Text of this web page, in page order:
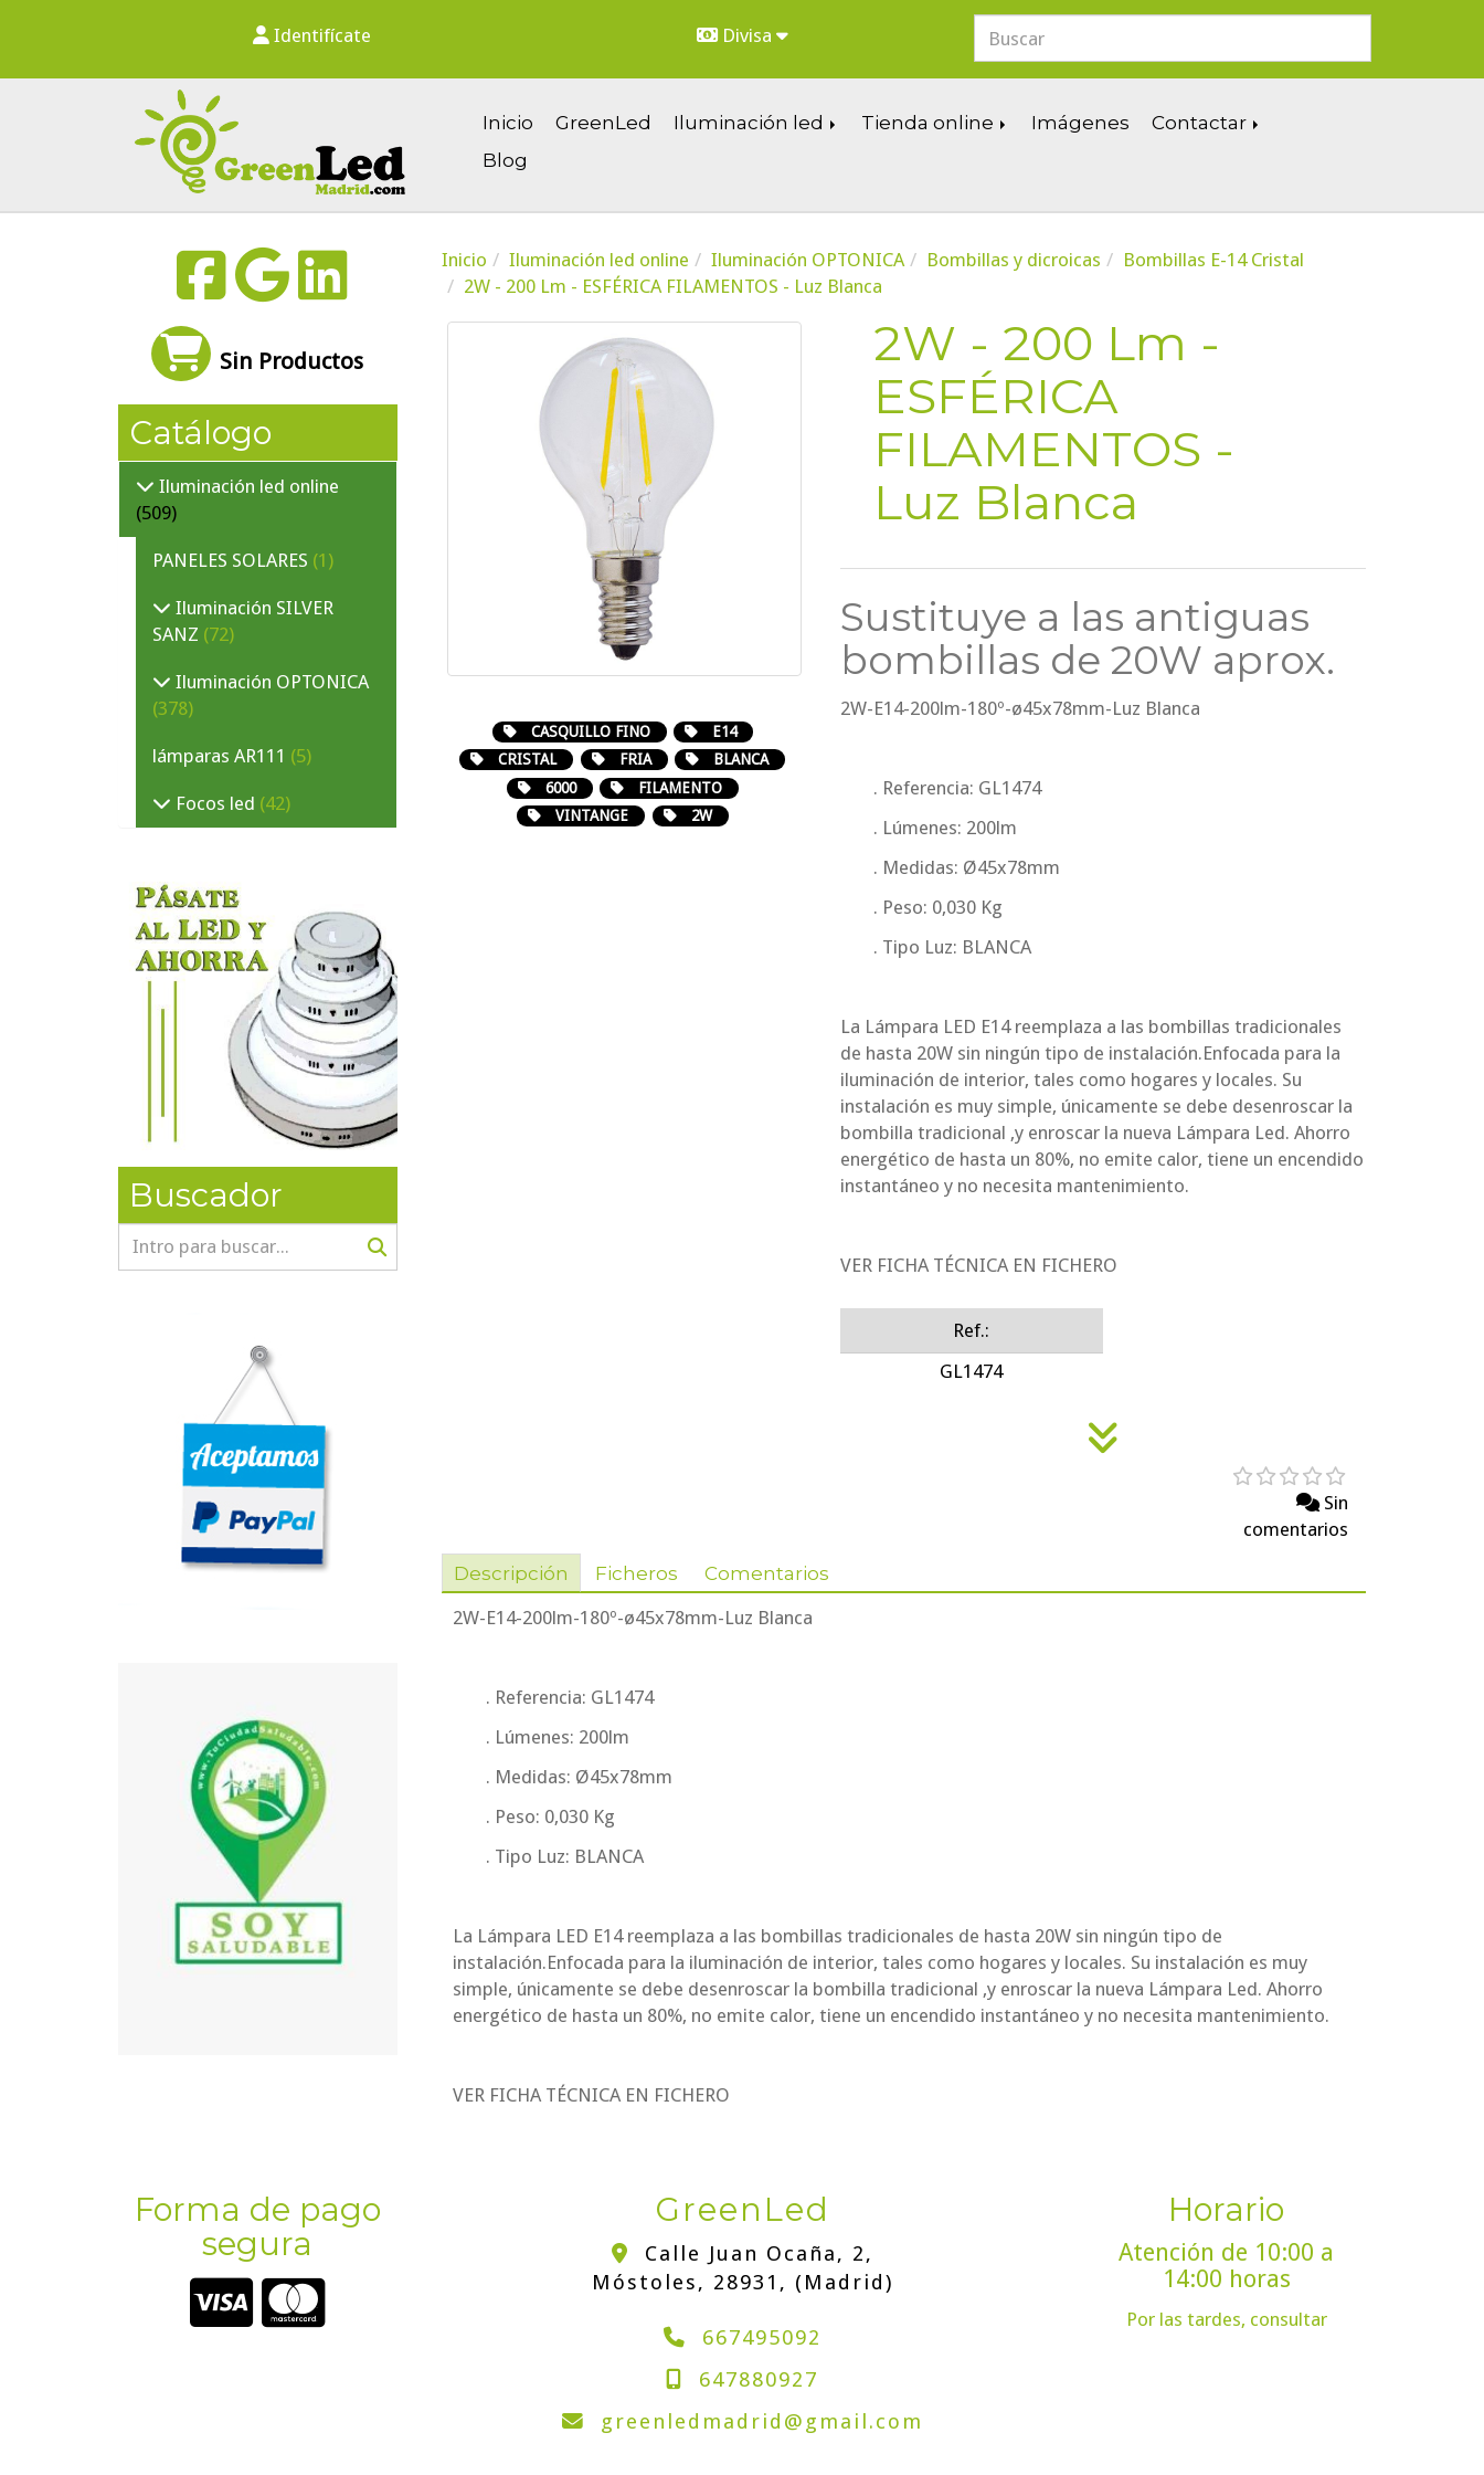
Identifícate Divisa
Inicio GreenLed Iluminación led Tienda online Imágenes
Contactar
Blog
Inicio Iluminación led online Iluminación OPTONICA Bombillas y dicroicas
Bombillas E-14 Cristal
2W - 200 Lm - ESFÉRICA FILAMENTOS - Luz Blanca
CASQUILLO FINO
E14
CRISTAL
FRIA
BLANCA
6000
FILAMENTO
VINTANGE
2W
2W - 200 Lm -
ESFÉRICA
FILAMENTOS -
Luz Blanca
Sustituye a las antiguas
bombillas de 20W aprox.
2W-E14-200lm-180º-ø45x78mm-Luz Blanca
. Referencia: GL1474
. Lúmenes: 200lm
. Medidas: Ø45x78mm
. Peso: 0,030 Kg
. Tipo Luz: BLANCA
La Lámpara LED E14 reemplaza a las bombillas tradicionales
de hasta 20W sin ningún tipo de instalación.Enfocada para la
iluminación de interior, tales como hogares y locales. Su
instalación es muy simple, únicamente se debe desenroscar la
bombilla tradicional ,y enroscar la nueva Lámpara Led. Ahorro
energético de hasta un 80%, no emite calor, tiene un encendido
instantáneo y no necesita mantenimiento.
VER FICHA TÉCNICA EN FICHERO
Ref.:
GL1474
Sin
comentarios
Descripción
Ficheros Comentarios
2W-E14-200lm-180º-ø45x78mm-Luz Blanca
. Referencia: GL1474
. Lúmenes: 200lm
. Medidas: Ø45x78mm
. Peso: 0,030 Kg
. Tipo Luz: BLANCA
La Lámpara LED E14 reemplaza a las bombillas tradicionales de hasta 20W sin ningún tipo de
instalación.Enfocada para la iluminación de interior, tales como hogares y locales. Su instalación es muy
simple, únicamente se debe desenroscar la bombilla tradicional ,y enroscar la nueva Lámpara Led. Ahorro
energético de hasta un 80%, no emite calor, tiene un encendido instantáneo y no necesita mantenimiento.
VER FICHA TÉCNICA EN FICHERO
Sin Productos
Catálogo
Iluminación led online
(509)
PANELES SOLARES (1)
Iluminación SILVER
SANZ (72)
Iluminación OPTONICA
(378)
lámparas AR111 (5)
Focos led (42)
Buscador
Forma de pago
segura
GreenLed
Calle Juan Ocaña, 2,
Móstoles, 28931 , (Madrid)
667495092
647880927
greenledmadrid
gmail.com
Horario
Atención de 10:00 a
14:00 horas
Por las tardes, consultar